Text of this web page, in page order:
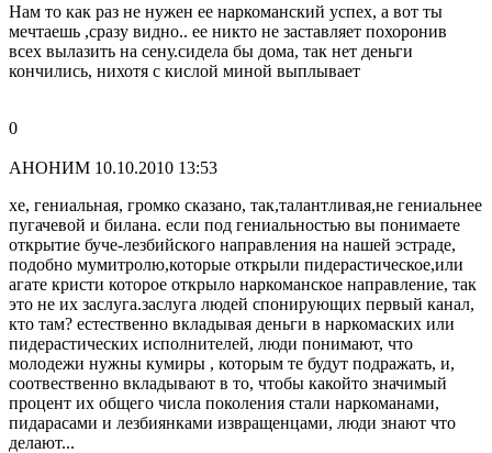
Нам то как раз не нужен ее наркоманский успех, а вот ты
мечтаешь ,сразу видно.. ее никто не заставляет похоронив
всех вылазить на сену.сидела бы дома, так нет деньги
кончились, нихотя с кислой миной выплывает
0
АНОНИМ 10.10.2010 13:53
хе, гениальная, громко сказано, так,талантливая,не гениальнее
пугачевой и билана. если под гениальностью вы понимаете
открытие буче-лезбийского направления на нашей эстраде,
подобно мумитролю,которые открыли пидерастическое,или
агате кристи которое открыло наркоманское направление, так
это не их заслуга.заслуга людей спонирующих первый канал,
кто там? естественно вкладывая деньги в наркомаских или
пидерастических исполнителей, люди понимают, что
молодежи нужны кумиры , которым те будут подражать, и,
соотвественно вкладывают в то, чтобы какойто значимый
процент их общего числа поколения стали наркоманами,
пидарасами и лезбиянками извращенцами, люди знают что
делают...